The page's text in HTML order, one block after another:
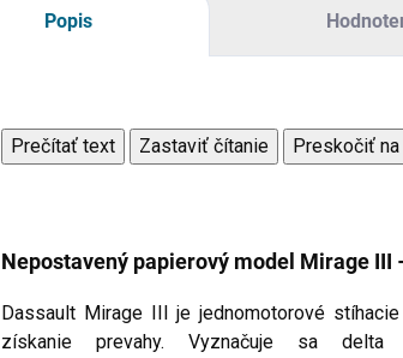
Popis
Prečítať text Zastaviť čítanie Preskočiť
Nepostavený papierový model Mirage III
Dassault Mirage III je jednomotorové
získanie prevahy. Vyznačuje sa